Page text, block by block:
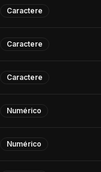
Caractere
Caractere
Caractere
Numérico
Numérico